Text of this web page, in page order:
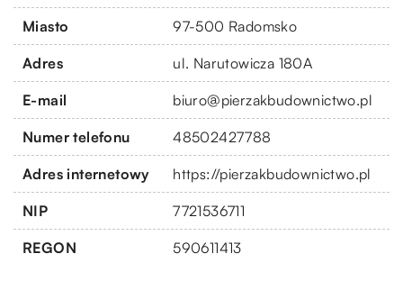
Miasto 97-500 Radomsko
Adres ul. Narutowicza 180A
E-mail biuro@pierzakbudownictwo.pl
Numer telefonu 48502427788
Adres internetowy https://pierzakbudownictwo.pl
NIP 7721536711
REGON 590611413